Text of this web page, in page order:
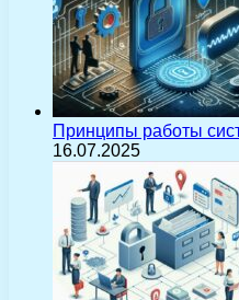
Принципы работы
16.07.2025